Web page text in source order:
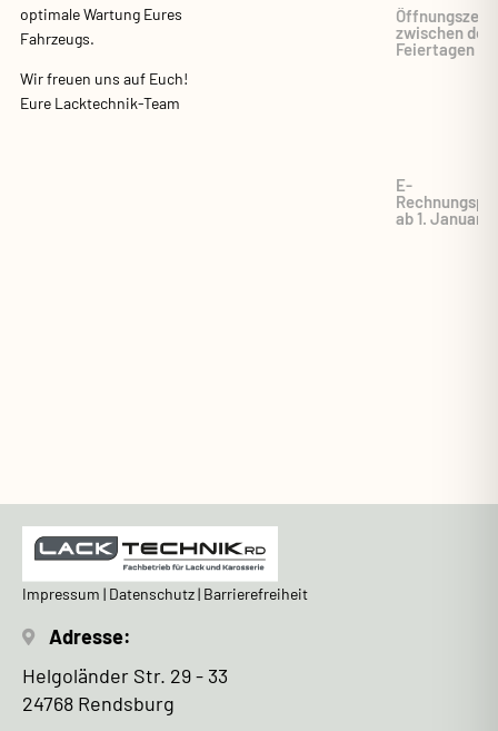
optimale Wartung Eures
Fahrzeugs.
Wir freuen uns auf Euch!
Eure Lacktechnik-Team
zwischen den
Feiertagen
E-
ab 1. Januar
Impressum | Datenschutz| Barrierefreiheit
Adresse:
Helgoländer Str. 29 - 33
24768 Rendsburg